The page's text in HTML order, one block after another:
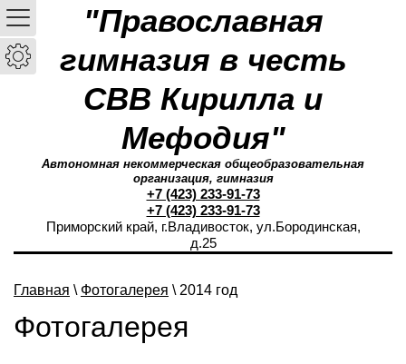
"Православная
гимназия в честь
СВВ Кирилла и
Мефодия"
Автономная некоммерческая общеобразовательная
организация, гимназия
+7 (423) 233-91-73
+7 (423) 233-91-73
Приморский край, г.Владивосток, ул.Бородинская,
д.25
Главная \ Фотогалерея \ 2014 год
Фотогалерея